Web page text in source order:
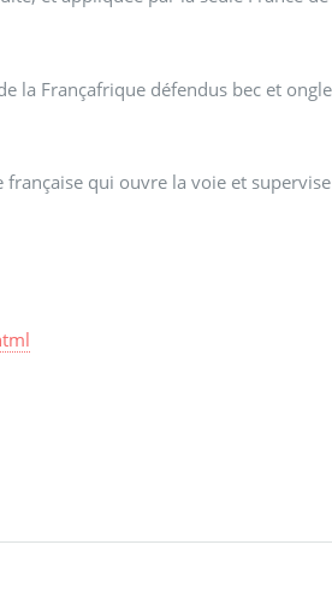
la Françafrique défendus bec et
qui ouvre la voie et supervise